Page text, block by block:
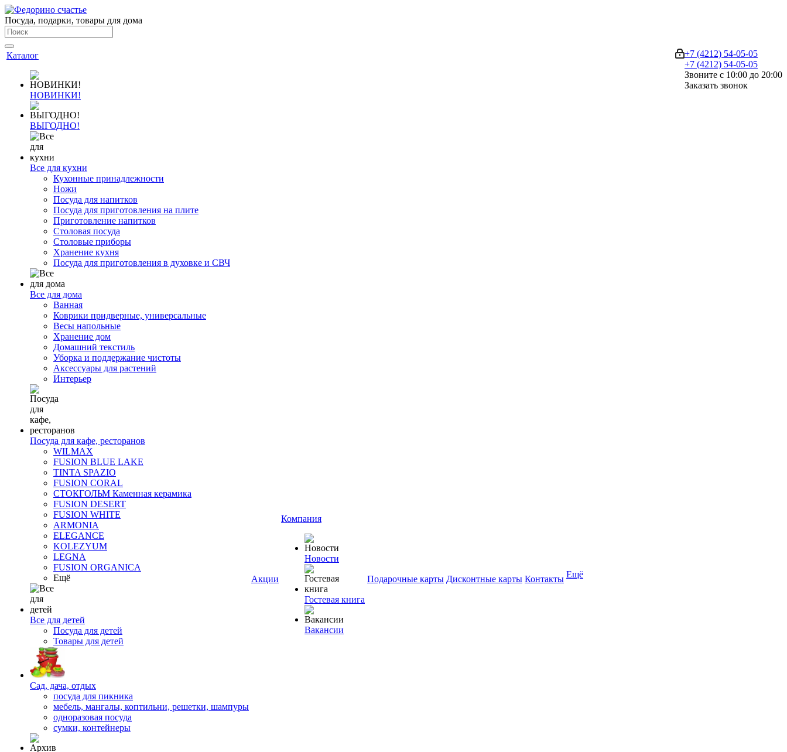
Посуда, подарки, товары для дома
+7 (4212) 54-05-05
+7 (4212) 54-05-05
Звоните с 10:00 до 20:00
Заказать звонок
Каталог
НОВИНКИ!
ВЫГОДНО!
Все для кухни
Кухонные принадлежности
Ножи
Посуда для напитков
Посуда для приготовления на плите
Приготовление напитков
Столовая посуда
Столовые приборы
Хранение кухня
Посуда для приготовления в духовке и СВЧ
Все для дома
Ванная
Коврики придверные, универсальные
Весы напольные
Хранение дом
Домашний текстиль
Уборка и поддержание чистоты
Аксессуары для растений
Интерьер
Посуда для кафе, ресторанов
WILMAX
FUSION BLUE LAKE
TINTA SPAZIO
FUSION CORAL
СТОКГОЛЬМ Каменная керамика
FUSION DESERT
FUSION WHITE
ARMONIA
ELEGANCE
KOLEZYUM
LEGNA
FUSION ORGANICA
Ещё
Все для детей
Посуда для детей
Товары для детей
Сад, дача, отдых
посуда для пикника
мебель, мангалы, коптильни, решетки, шампуры
одноразовая посуда
сумки, контейнеры
Акции
Компания
Новости
Гостевая книга
Вакансии
Подарочные карты Дисконтные карты Контакты Ещё